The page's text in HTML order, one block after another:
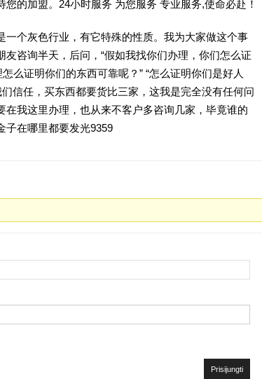
的加盟。24小时服务 为您服务 专业服务,使命必赴！
一个灰色行业，有它特殊的性质。我为大家做这个事
咨询半天，后问，“假如我找你们办理，你们怎么证
么证明你们的东西可靠呢？” “怎么证明你们是好人
信任，买东西都要货比三家，这我是完全没有任何问
在我这里办理，也从来不客户多咨询几家，毕竟谁的
子在哪里都要发光9359
Prisijungti